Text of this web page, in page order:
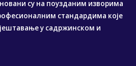
су на поузданим изворима
стандардима које
у садржинском и